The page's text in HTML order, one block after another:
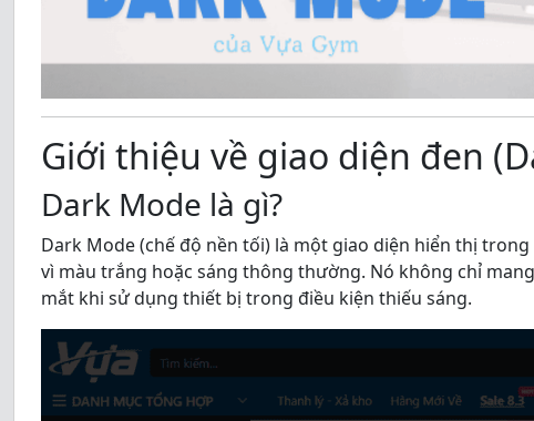
Giới thiệu về giao diện đen
Dark Mode là gì?
Dark Mode (chế độ nền tối) là một giao diện hiển thị
vì màu trắng hoặc sáng thông thường. Nó không chỉ
mắt khi sử dụng thiết bị trong điều kiện thiếu sáng.